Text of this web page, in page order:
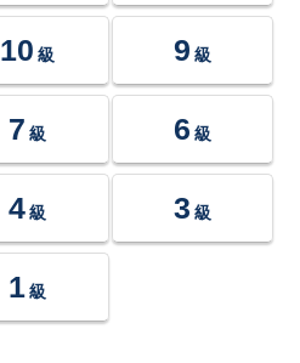
10 級 9 級
7 級 6 級
4 級 3 級
1 級